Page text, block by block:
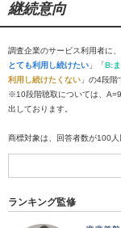
継続意向
調査企業のサービス利用者に
とても利用し続けたい 」「 B:
利用し続けたくない 」の4段階
※10段階聴取については、
出しております。
商標対象は、回答者数が100人
ランキング監修